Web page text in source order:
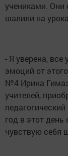
учениками.
шалили на
- Я уверена,
эмоций от
№4 Ирина
учителей,
год в этот
чувствую себя